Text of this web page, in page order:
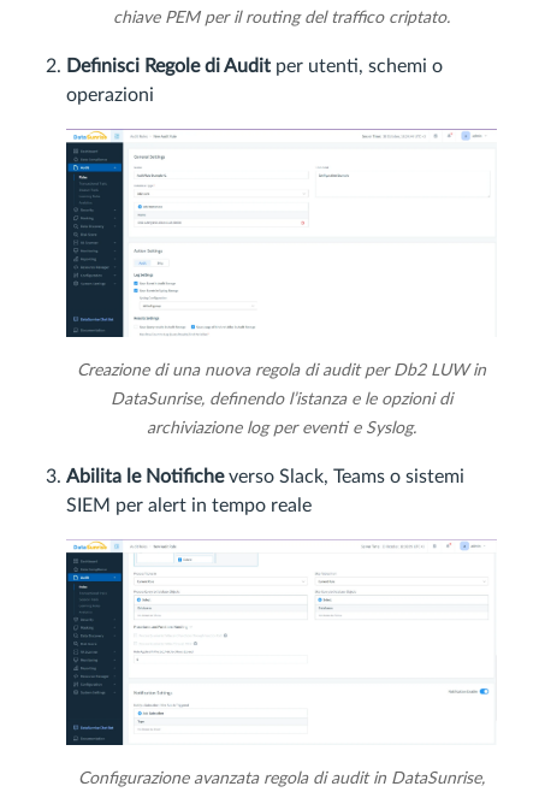
chiave PEM per il routing del traffico criptato.
Definisci Regole di Audit per utenti, schemi o
operazioni
Creazione di una nuova regola di audit per Db2 LUW in
DataSunrise, definendo l’istanza e le opzioni di
archiviazione log per eventi e Syslog.
Abilita le Notificheverso Slack, Teams o sistemi
SIEM per alert in tempo reale
Configurazione avanzata regola di audit in DataSunrise,